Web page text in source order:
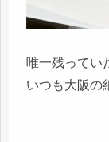
唯一残ってい
いつも大阪の